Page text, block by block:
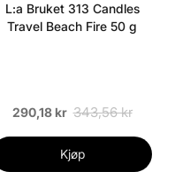
L:a Bruket 313 Candles
Travel Beach Fire 50 g
290,18 kr 343,56 kr
Kjøp